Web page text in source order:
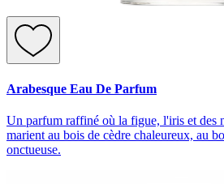
Arabesque Eau De Parfum
Un parfum raffiné où la figue, l'iris et des
marient au bois de cèdre chaleureux, au
onctueuse.